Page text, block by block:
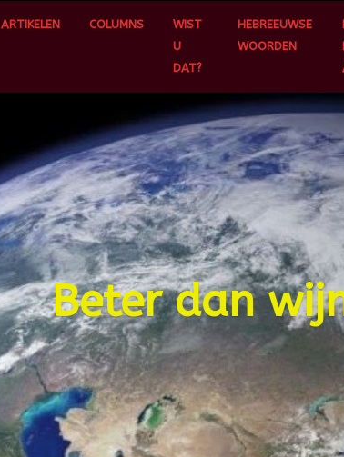
ARTIKELEN COLUMNS
WIST
U
DAT?
HEBREEUWSE
WOORDEN
Beter dan